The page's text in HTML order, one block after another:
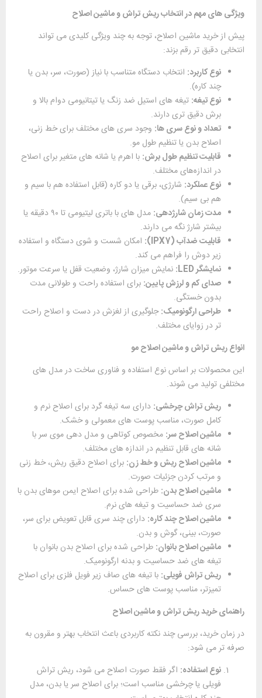
ویژگی ‌های مهم در انتخاب ریش ‌تراش و ماشین اصلاح
پیش از خرید ماشین اصلاح، توجه به چند ویژگی کلیدی می ‌تواند
انتخابی دقیق ‌تر رقم بزند:
نوع کاربرد: انتخاب دستگاه متناسب با نیاز (صورت، سر، بدن یا
چند کاره).
نوع تیغه: تیغه ‌های استیل ضد زنگ یا تیتانیومی دوام بالا و
برش دقیق ‌تری دارند.
تعداد و نوع سری ‌ها: وجود سری ‌های مختلف برای خط‌ زنی،
اصلاح بدن یا تنظیم طول مو.
قابلیت تنظیم طول برش: با اهرم یا شانه ‌های متغیر برای اصلاح
در اندازه‌های مختلف.
نوع عملکرد: شارژی، برقی یا دو کاره (قابل ‌استفاده هم با سیم و
هم بی ‌سیم).
مدت زمان شارژدهی:
مدل ‌های با باتری لیتیومی تا ۹۰ دقیقه یا
بیشتر شارژ نگه می ‌دارند.
قابلیت ضدآب (IPX7):
امکان شست ‌و شوی دستگاه و استفاده
زیر دوش را فراهم می ‌کند.
نمایشگر LED:
نمایش میزان شارژ، وضعیت قفل یا سرعت موتور.
صدای کم و لرزش پایین: برای استفاده راحت و طولانی ‌مدت
بدون خستگی.
طراحی ارگونومیک:جلوگیری از لغزش در دست و اصلاح راحت
‌تر در زوایای مختلف.
انواع ریش ‌تراش و ماشین اصلاح مو
این محصولات بر اساس نوع استفاده و فناوری ساخت در مدل‌ های
مختلفی تولید می ‌شوند.
ریش ‌تراش چرخشی: دارای سه تیغه گرد برای اصلاح نرم و
کامل صورت، مناسب پوست‌ های معمولی و خشک.
ماشین اصلاح سر: مخصوص کوتاهی و مدل ‌دهی موی سر با
شانه‌ های قابل تنظیم در اندازه ‌های مختلف.
ماشین اصلاح ریش و خط ‌زن: برای اصلاح دقیق ریش، خط ‌زنی
و مرتب کردن جزئیات صورت.
ماشین اصلاح بدن: طراحی ‌شده برای اصلاح ایمن موهای بدن با
سری ضد حساسیت و تیغه ‌های نرم.
ماشین اصلاح چند کاره: دارای چند سری قابل ‌تعویض برای سر،
صورت، بینی، گوش و بدن.
ماشین اصلاح بانوان: طراحی‌ شده برای اصلاح بدن بانوان با
تیغه‌ های ضد حساسیت و بدنه ارگونومیک.
ریش ‌تراش فویلی: با تیغه‌ های صاف زیر فویل فلزی برای اصلاح
تمیزتر، مناسب پوست‌ های حساس.
راهنمای خرید ریش‌ تراش و ماشین اصلاح
در زمان خرید، بررسی چند نکته کاربردی باعث انتخاب بهتر و مقرون ‌به
‌صرفه‌ تر می ‌شود:
نوع استفاده: اگر فقط صورت اصلاح می‌ شود، ریش‌ تراش
فویلی یا چرخشی مناسب است؛ برای اصلاح سر یا بدن، مدل